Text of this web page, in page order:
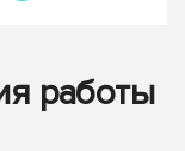
работы